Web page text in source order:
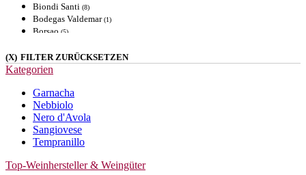
Biondi Santi (8)
Bodegas Valdemar(1)
Borsao (5)
Bouchard Père & Fils(4)
Cà dei Frati
Cantina di Negrar
Cantina Tollo
Cantine Due Palme
Cantine San Marzano
Casa Castillo(3)
Celler de CapçanesRotweine
(X) FILTER ZURÜCKSETZEN
Kategorien
Garnacha
Nebbiolo
Nero d'Avola
Sangiovese
Tempranillo
Top-Weinhersteller & Weingüter